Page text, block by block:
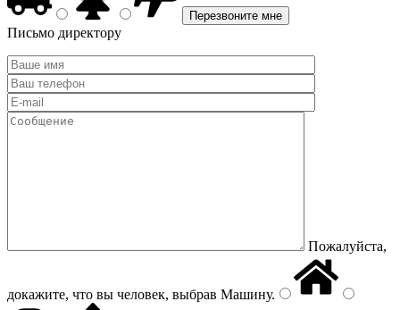
Письмо директору
Пожалуйста,
докажите, что вы человек, выбрав Машину.